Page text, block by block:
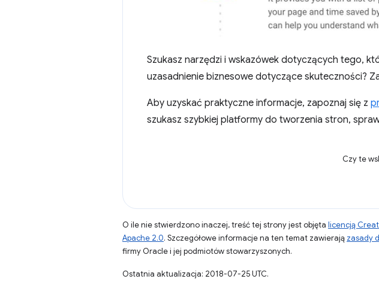
Szukasz narzędzi i wskazówek dotyczących tego,
uzasadnienie biznesowe dotyczące skuteczności?
Aby uzyskać praktyczne informacje, zapoznaj się z
szukasz szybkiej platformy do tworzenia stron,
Czy te
O ile nie stwierdzono inaczej, treść tej strony jest objęta licencją
Apache 2.0. Szczegółowe informacje na ten temat zawierają zasady
firmy Oracle i jej podmiotów stowarzyszonych.
Ostatnia aktualizacja: 2018-07-25 UTC.